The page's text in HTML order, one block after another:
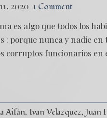
2020 1 Comment
es algo que todos los
: porque nunca y nadie
corruptos funcionarios en
Aifán Ivan Velazquez Juan